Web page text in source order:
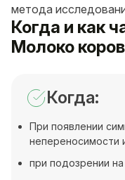
метода
Когда и как
Молоко
Когда:
При появлении
непереносимости
при подозрении